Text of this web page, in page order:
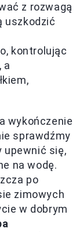
z rozwagą
uszkodzić
kontrolując
a
wykończenie
sprawdźmy
upewnić się,
na wodę.
po
zimowych
w dobrym